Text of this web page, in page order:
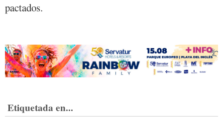
pactados.
Etiquetada en...